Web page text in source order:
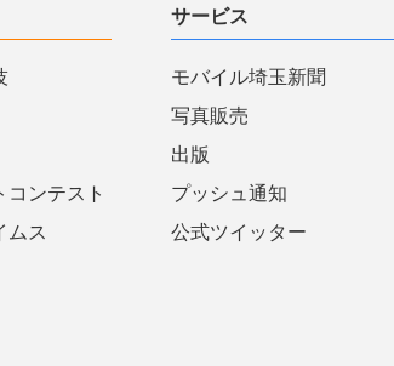
コンテスト
ムス
サービス
モバイル埼玉新聞
写真販売
出版
プッシュ通知
公式ツイッター